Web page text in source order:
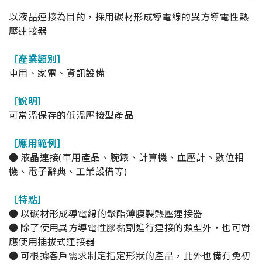
以液晶連接為目的，採用碳材形成導電線的異方導電性熱
壓連接器
［產業類別］
車用、家電、資訊設備
［說明］
可常溫保存的低溫壓接型產品
［應用範例］
● 液晶連接(車用產品、腕錶、計算機、血壓計、數位相
機、電子辭典、工業設備等)
［特點］
● 以碳材形成導電線的聚酯薄膜製熱壓連接器
● 除了使用異方導電性膠黏劑進行連接的類型外，也可對
應使用插拔式連接器
● 可根據客戶需求制定指定形狀的產品，此外也備有免初